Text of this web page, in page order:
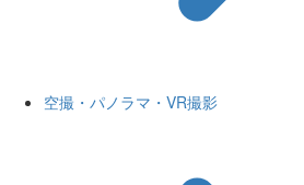
空撮・パノラマ・VR撮影